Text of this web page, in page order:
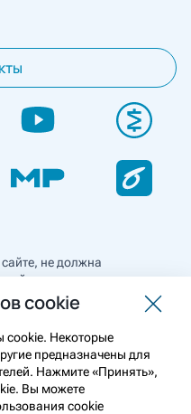
не должна
диагностики и лечения
консультации врача. Перед
Информация
отпуска
фармацевтических
cookie
cookie. Некоторые
предназначены для
Нажмите «Принять»,
Вы можете
cookie